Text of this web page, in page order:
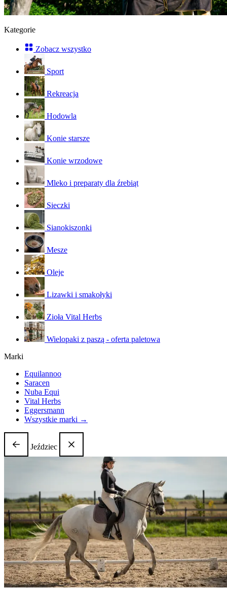
Kategorie
Zobacz wszystko
Sport
Rekreacja
Hodowla
Konie starsze
Konie wrzodowe
Mleko i preparaty dla źrebiąt
Sieczki
Sianokiszonki
Mesze
Oleje
Lizawki i smakołyki
Zioła Vital Herbs
Wielopaki z paszą - oferta paletowa
Marki
Equilannoo
Saracen
Nuba Equi
Vital Herbs
Eggersmann
Wszystkie marki →
Jeździec